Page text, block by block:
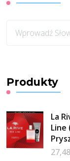
czegoś?
Produkty
La
Line
27,48